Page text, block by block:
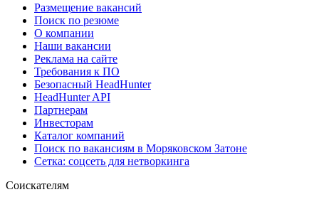
Размещение вакансий
Поиск по резюме
О компании
Наши вакансии
Реклама на сайте
Требования к ПО
Безопасный HeadHunter
HeadHunter API
Партнерам
Инвесторам
Каталог компаний
Поиск по вакансиям в Моряковском Затоне
Сетка: соцсеть для нетворкинга
Соискателям